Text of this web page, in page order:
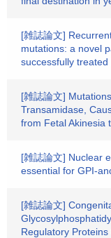
[雑誌論文]
mutations: a novel
successfully
[雑誌論文]
Transamidase,
from Fetal Akinesia
[雑誌論文] Nuclear
essential for GPI-
[雑誌論文]
Regulatory